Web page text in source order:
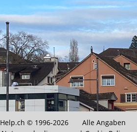
Help.ch © 1996-2026 Alle Angaben